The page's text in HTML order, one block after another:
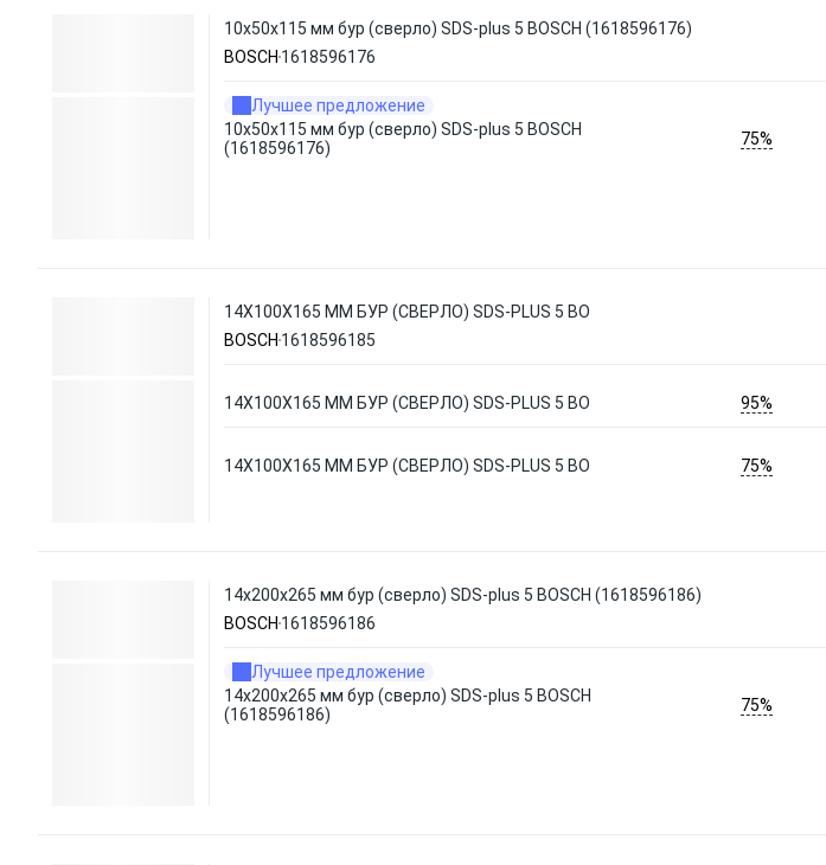
10х50х115 мм бур (сверло) SDS-plus 5 BOSCH (1618596176)
BOSCH 1618596176
Лучшее предложение
10х50х115 мм бур (сверло) SDS-plus 5 BOSCH
(1618596176)
75%
14Х100Х165 ММ БУР (СВЕРЛО) SDS-PLUS 5 BO
BOSCH 1618596185
14Х100Х165 ММ БУР (СВЕРЛО) SDS-PLUS 5 BO 95%
14Х100Х165 ММ БУР (СВЕРЛО) SDS-PLUS 5 BO 75%
14х200х265 мм бур (сверло) SDS-plus 5 BOSCH (1618596186)
BOSCH 1618596186
Лучшее предложение
14х200х265 мм бур (сверло) SDS-plus 5 BOSCH
(1618596186)
75%